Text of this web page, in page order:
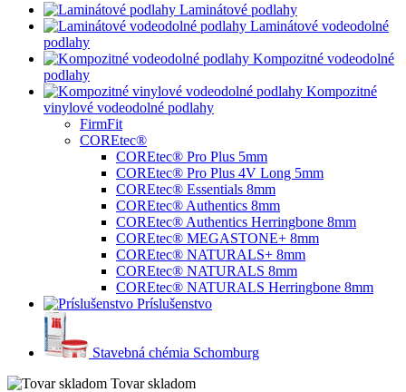
Laminátové podlahy
Laminátové vodeodolné
podlahy
Kompozitné vodeodolné
podlahy
Kompozitné
vinylové vodeodolné podlahy
FirmFit
COREtec®
COREtec® Pro Plus 5mm
COREtec® Pro Plus 4V Long 5mm
COREtec® Essentials 8mm
COREtec® Authentics 8mm
COREtec® Authentics Herringbone 8mm
COREtec® MEGASTONE+ 8mm
COREtec® NATURALS+ 8mm
COREtec® NATURALS 8mm
COREtec® NATURALS Herringbone 8mm
Príslušenstvo
Stavebná chémia Schomburg
Tovar skladom